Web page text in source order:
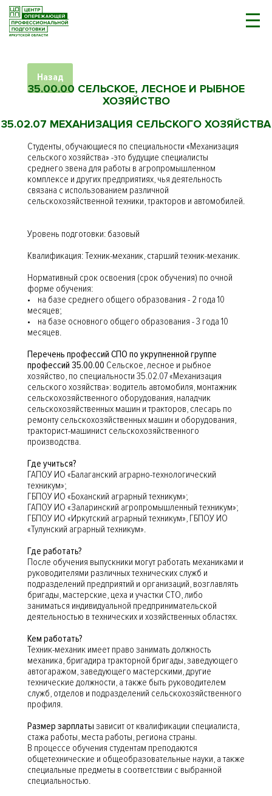
Назад
35.00.00 СЕЛЬСКОЕ, ЛЕСНОЕ И РЫБНОЕ
ХОЗЯЙСТВО
35.02.07 МЕХАНИЗАЦИЯ СЕЛЬСКОГО ХОЗЯЙСТВА
Студенты, обучающиеся по специальности «Механизация
сельского хозяйства» -это будущие специалисты
среднего звена для работы в агропромышленном
комплексе и других предприятиях, чья деятельность
связана с использованием различной
сельскохозяйственной техники, тракторов и автомобилей.
Уровень подготовки: базовый
Квалификация: Техник-механик, старший техник-механик.
Нормативный срок освоения (срок обучения) по очной
форме обучения:
• на базе среднего общего образования - 2 года 10
месяцев;
• на базе основного общего образования - 3 года 10
месяцев.
Перечень профессий СПО по укрупненной группе
профессий 35.00.00 Сельское, лесное и рыбное
хозяйство, по специальности 35.02.07 «Механизация
сельского хозяйства»: водитель автомобиля, монтажник
сельскохозяйственного оборудования, наладчик
сельскохозяйственных машин и тракторов, слесарь по
ремонту сельскохозяйственных машин и оборудования,
тракторист-машинист сельскохозяйственного
производства.
Где учиться?
ГАПОУ ИО «Балаганский аграрно-технологический
техникум»;
ГБПОУ ИО «Боханский аграрный техникум»;
ГАПОУ ИО «Заларинский агропромышленный техникум»;
ГБПОУ ИО «Иркутский аграрный техникум», ГБПОУ ИО
«Тулунский аграрный техникум».
Где работать?
После обучения выпускники могут работать механиками и
руководителями различных технических служб и
подразделений предприятий и организаций, возглавлять
бригады, мастерские, цеха и участки СТО, либо
заниматься индивидуальной предпринимательской
деятельностью в технических и хозяйственных областях.
Кем работать?
Техник-механик имеет право занимать должность
механика, бригадира тракторной бригады, заведующего
автогаражом, заведующего мастерскими, другие
технические должности, а также быть руководителем
служб, отделов и подразделений сельскохозяйственного
профиля.
Размер зарплаты зависит от квалификации специалиста,
стажа работы, места работы, региона страны.
В процессе обучения студентам преподаются
общетехнические и общеобразовательные науки, а также
специальные предметы в соответствии с выбранной
специальностью.